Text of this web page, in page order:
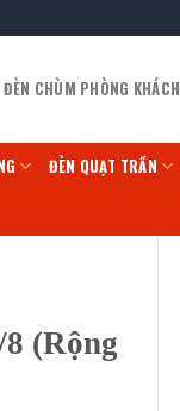
ĐÈN CHÙM PHÒNG KHÁCH
ĐÈN QUẠT TRẦN
(Rộng